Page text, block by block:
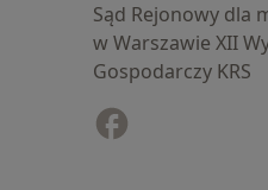
Sąd Rejonowy dla
w Warszawie XII
Gospodarczy KRS